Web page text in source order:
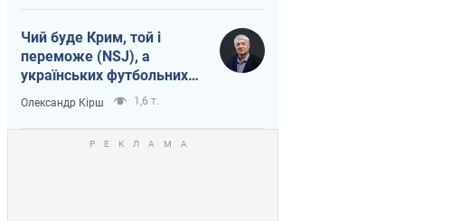
Чий буде Крим, той і
переможе (NSJ), а
українських футбольних
чиновників можуть
назвати вбивцями
Олександр Кірш 1,6 т.